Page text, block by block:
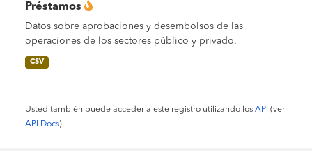
Préstamos
Datos sobre aprobaciones y desembolsos de las
operaciones de los sectores público y privado.
CSV
Usted también puede acceder a este registro utilizando los API (ver
API Docs).